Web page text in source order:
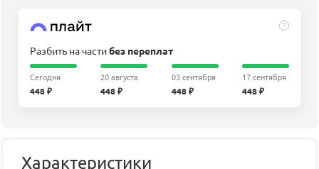
?
Разбить на частибез переплат
Сегодня
448 ₽
20 августа
448 ₽
03 сентября
448 ₽
17 сентября
448 ₽
Характеристики